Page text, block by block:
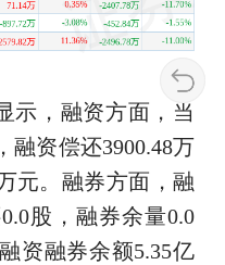
示，融资方面，当
融资偿还3900.48万
元。融券方面，融
股，融券余量0.0
资融券余额5.35亿